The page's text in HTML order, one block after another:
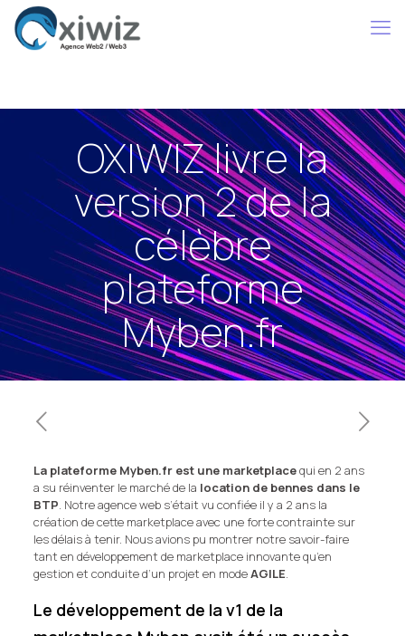
OXIWIZ livre la
version 2 de la
célèbre
plateforme
Myben.fr
La plateforme Myben.fr est une marketplacequi en 2 ans
a su réinventer le marché de la location de bennes dans le
BTP. Notre agence web s’était vu confiée il y a 2 ans la
création de cette marketplace avec une forte contrainte sur
les délais à tenir. Nous avions pu montrer notre savoir-faire
tant en développement de marketplace innovante qu’en
gestion et conduite d’un projet en modeAGILE.
Le développement de la v1 de la